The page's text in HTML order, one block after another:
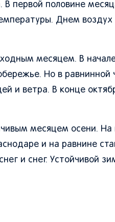
первой половине
Днем
месяцем. В
Но в равнинной
и ветра. В конце
месяцем осени. На
и на равнине
и снег. Устойчивой